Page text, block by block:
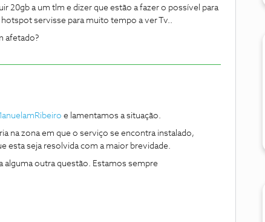
20gb a um tlm e dizer que estão a fazer o possível para
servisse para muito tempo a ver Tv..
afetado?
e lamentamos a situação.
na zona em que o serviço se encontra instalado,
esta seja resolvida com a maior brevidade.
alguma outra questão. Estamos sempre